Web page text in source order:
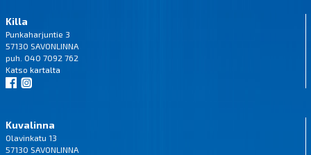
Killa
Punkaharjuntie 3
57130 SAVONLINNA
puh. 040 7092 762
Katso kartalta
Kuvalinna
Olavinkatu 13
57130 SAVONLINNA